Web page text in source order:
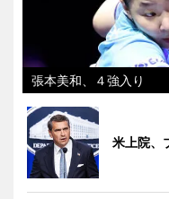
張本美和、４強入り
米上院、